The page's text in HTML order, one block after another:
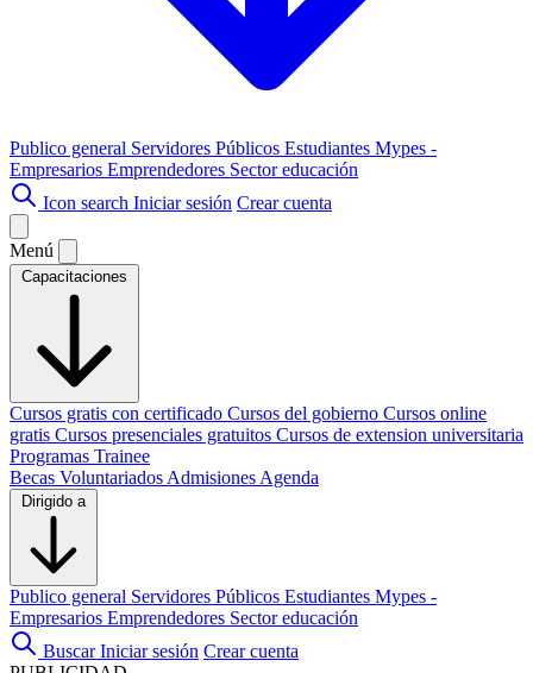
Publico general Servidores Públicos Estudiantes Mypes -
Empresarios Emprendedores Sector educación
Icon search Iniciar sesión Crear cuenta
Menú
Capacitaciones
Cursos gratis con certificado Cursos del gobierno Cursos online
gratis Cursos presenciales gratuitos Cursos de extension universitaria
Programas Trainee
Becas Voluntariados Admisiones Agenda
Dirigido a
Publico general Servidores Públicos Estudiantes Mypes -
Empresarios Emprendedores Sector educación
Buscar Iniciar sesión Crear cuenta